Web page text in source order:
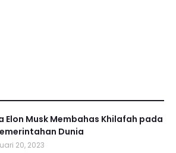
Elon Musk Membahas Khilafah pada
Dunia
20, 2023